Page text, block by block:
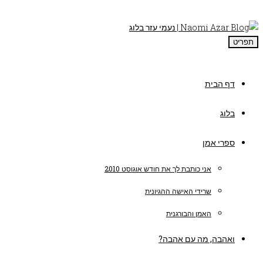
תפריט
דף הבית
בלוג
ספרי אמן
אני כותבת לך את חודש אוגוסט 2010
שרידי האישה ההגיונית
האמן והבורגנית
ואהבה, מה עם אהבה?